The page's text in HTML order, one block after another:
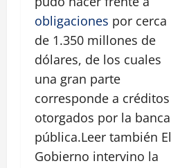
obligaciones por cerca
de 1.350 millones de
dólares, de los cuales
una gran parte
corresponde a créditos
otorgados por la banca
pública.Leer también El
Gobierno intervino la